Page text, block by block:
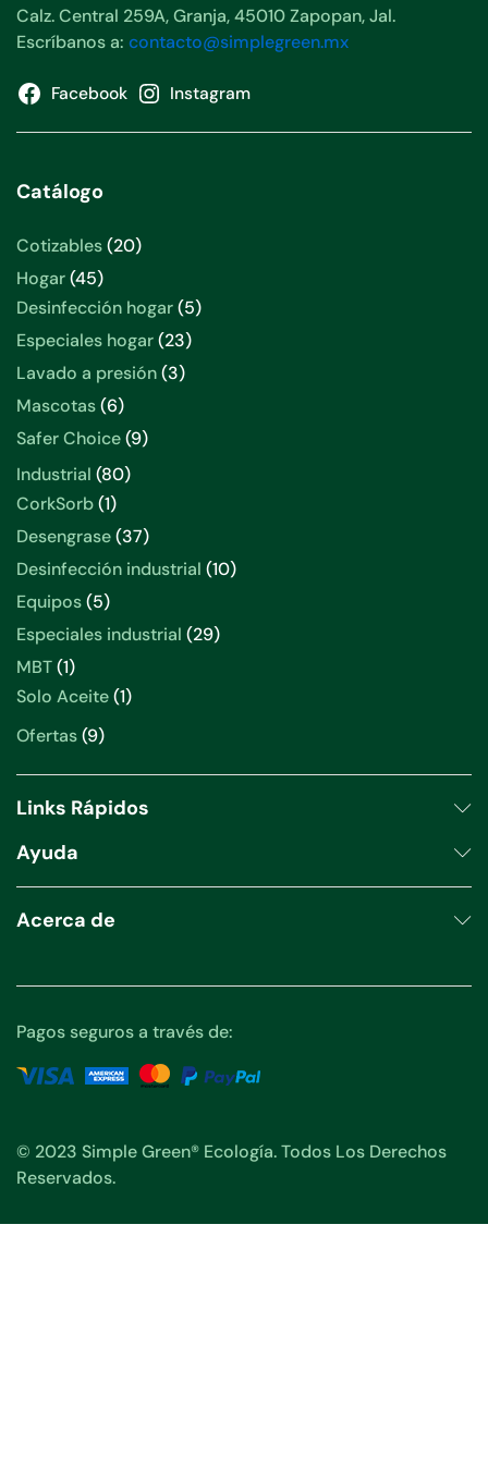
Calz. Central 259A, Granja, 45010 Zapopan, Jal.
Escríbanos a: contacto@simplegreen.mx
Facebook Instagram
Catálogo
Cotizables 2020
Hogar 4545
productos
Desinfección hogar 55
Especiales hogar 2323
productos
Lavado a presión 33
Mascotas 66
productos
Safer Choice 99
Industrial 8080
CorkSorb 11
producto
Desengrase 3737
productos
Desinfección industrial 1010
Equipos 55
productos
Especiales industrial 2929
MBT 11
producto
Solo Aceite 11
Ofertas 99
Links Rápidos
Ayuda
Acerca de
© 2023 Simple Green® Ecología. Todos Los Derechos
Reservados.
Pagos seguros a través de: